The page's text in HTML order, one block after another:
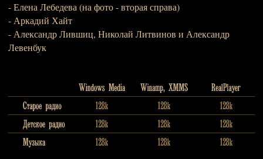
- Елена Лебедева (на фото - вторая справа)
- Аркадий Хайт
- Александр Лившиц, Николай Литвинов и Александр
Левенбук